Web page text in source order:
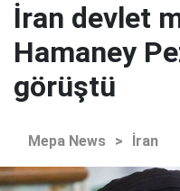
İran devlet
Hamaney
görüştü
Mepa News > İran